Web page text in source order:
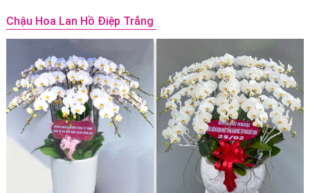
Chậu Hoa Lan Hồ Điệp Trắng